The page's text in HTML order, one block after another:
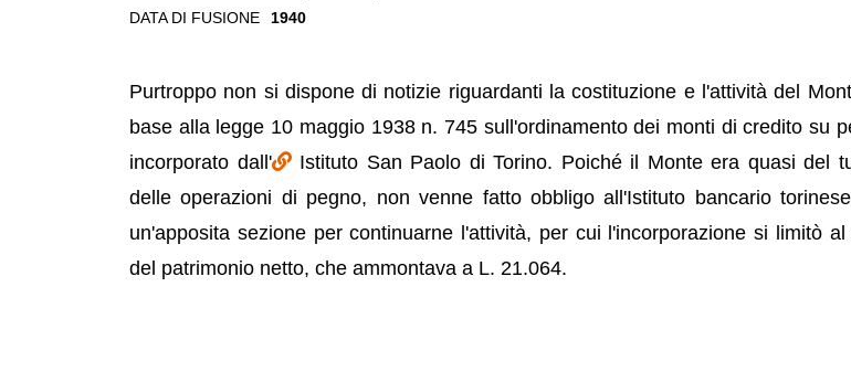
DATA DI FUSIONE
1940
Purtroppo non si dispone di notizie riguardanti la costituzione e l'attività del
base alla legge 10 maggio 1938 n. 745 sull'ordinamento dei monti di credito su
incorporato dall'
Istituto San Paolo di Torino. Poiché il Monte era quasi del
delle operazioni di pegno, non venne fatto obbligo all'Istituto bancario
un'apposita sezione per continuarne l'attività, per cui l'incorporazione si limitò
del patrimonio netto, che ammontava a L. 21.064.